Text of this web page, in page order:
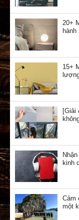
20+
hành
15+
[Giải
kinh
Cảm
một